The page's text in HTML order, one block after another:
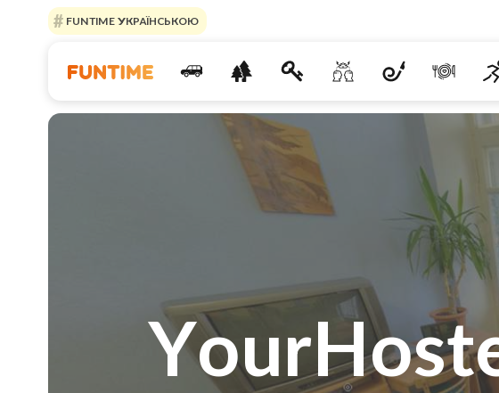
FUNTIME УКРАЇНСЬКОЮ